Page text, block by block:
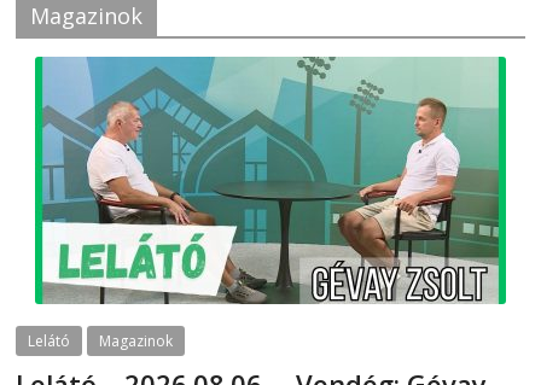
Magazinok
Lelátó Magazinok